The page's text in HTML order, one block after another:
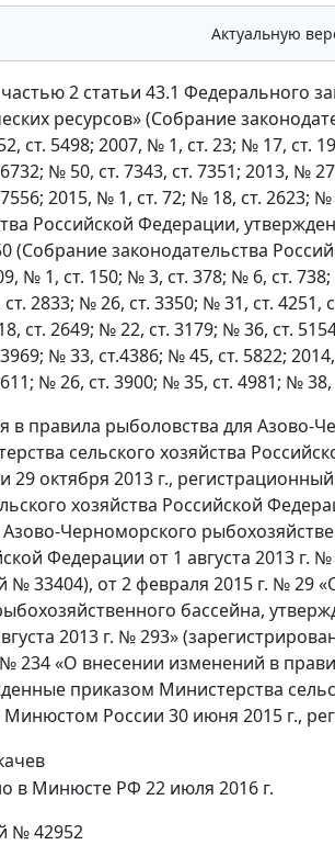
Актуальную
частью 2 статьи 43.1 Федерального
ресурсов» (Собрание
ст. 5498; 2007, № 1, ст. 23; № 17, ст.
№ 50, ст. 7343, ст. 7351; 2013, №
2015, № 1, ст. 72; № 18, ст.
Российской Федерации,
(Собрание законодательства
№ 1, ст. 150; № 3, ст. 378; № 6, ст.
2833; № 26, ст. 3350; № 31, ст. 4251,
ст. 2649; № 22, ст. 3179; № 36, ст.
№ 33, ст.4386; № 45, ст. 5822;
№ 26, ст. 3900; № 35, ст. 4981; №
в правила рыболовства для Азово-
сельского хозяйства
октября 2013 г.,
хозяйства Российской
Черноморского
Федерации от 1 августа 2013 г.
№ 33404), от 2 февраля 2015 г. № 29
бассейна,
2013 г. № 293»
234 «О внесении изменений в
приказом Министерства
России 30 июня 2015 г.,
в Минюсте РФ 22 июля 2016 г.
№ 42952